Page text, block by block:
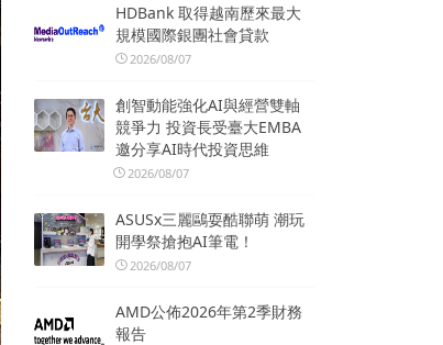
HDBank 取得越南歷來最大
規模國際銀團社會貸款
2026/08/07
創智動能強化AI與經營雙軸
競爭力 投資長受臺大EMBA
邀分享AI時代投資思維
2026/08/07
ASUSx三麗鷗耍酷聯萌 潮玩
開學祭搶抱AI筆電！
2026/08/07
AMD公佈2026年第2季財務
報告